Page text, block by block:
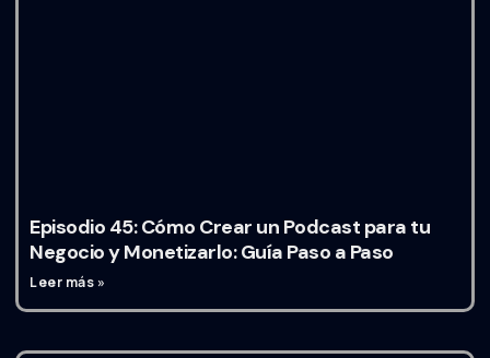
Episodio 45: Cómo Crear un Podcast para tu
Negocio y Monetizarlo: Guía Paso a Paso
Leer más »